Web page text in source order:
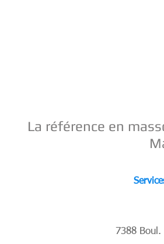
La référence en
7388 Boul.